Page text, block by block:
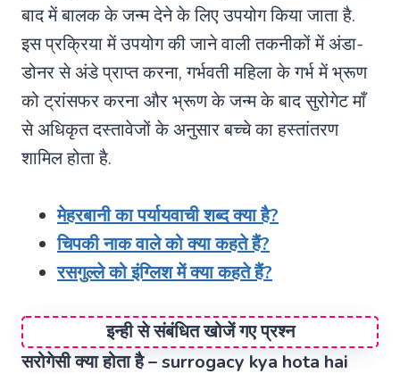
बाद में बालक के जन्म देने के लिए उपयोग किया जाता है.
इस प्रक्रिया में उपयोग की जाने वाली तकनीकों में अंडा-
डोनर से अंडे प्राप्त करना, गर्भवती महिला के गर्भ में भ्रूण
को ट्रांसफर करना और भ्रूण के जन्म के बाद सुरोगेट माँ
से अधिकृत दस्तावेजों के अनुसार बच्चे का हस्तांतरण
शामिल होता है.
मेहरबानी का पर्यायवाची शब्द क्या है?
चिपकी नाक वाले को क्या कहते हैं?
रसगुल्ले को इंग्लिश में क्या कहते हैं?
इन्ही से संबंधित खोजें गए प्रश्न
सरोगेसी क्या होता है – surrogacy kya hota hai